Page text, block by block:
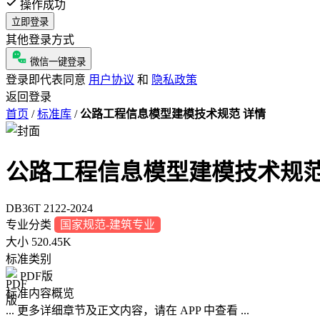
操作成功
立即登录
其他登录方式
微信一键登录
登录即代表同意 用户协议 和 隐私政策
返回登录
首页 / 标准库 / 公路工程信息模型建模技术规范 详情
公路工程信息模型建模技术规
DB36T 2122-2024
专业分类
国家规范-建筑专业
大小 520.45K
标准类别
PDF版
标准内容概览
... 更多详细章节及正文内容，请在 APP 中查看 ...